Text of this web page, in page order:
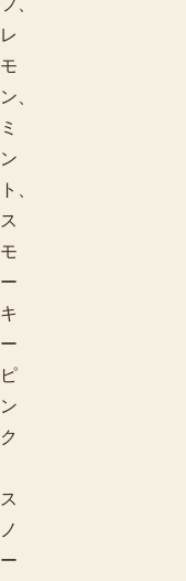
フ、
レ
モ
ン、
ミ
ン
ト、
ス
モ
ー
キ
ー
ピ
ン
ク
ス
ノ
ー